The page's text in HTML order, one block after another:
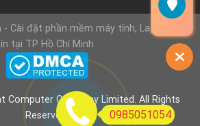
Cài đặt phần mềm máy tính, Laptop uy
tại TP Hồ Chí Minh
Computer Company Limited. All Rights
Reserved.
0985051054